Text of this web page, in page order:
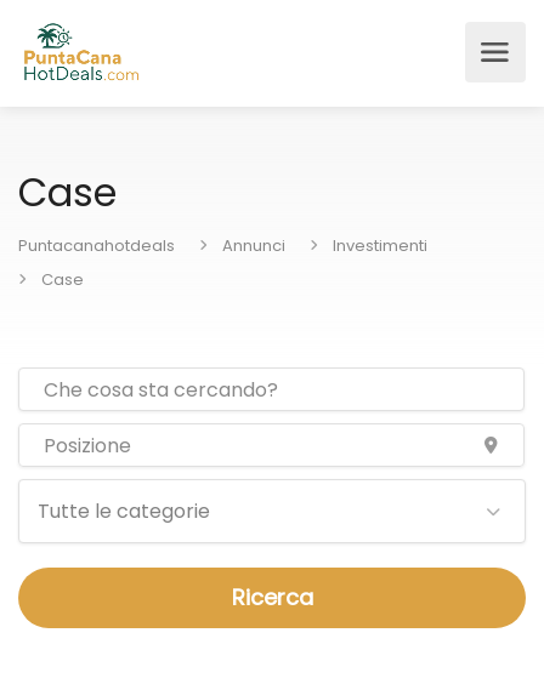
Case
Puntacanahotdeals Annunci
Investimenti
Case
Tutte le categorie
Ricerca